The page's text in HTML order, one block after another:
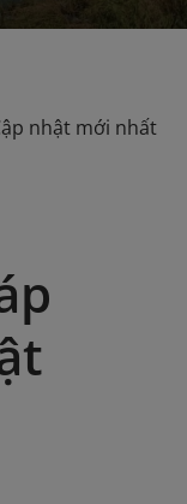
nhật mới nhất